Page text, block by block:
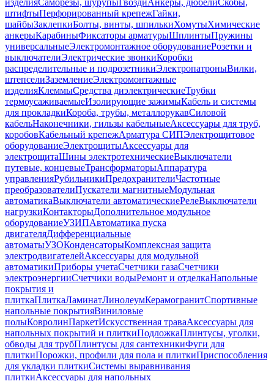
изделияСаморезы, шурупыГвоздиАнкеры, дюбелиСкобы,
штифтыПерфорированный крепежГайки,
шайбыЗаклепкиБолты, винты, шпилькиХомутыХимические
анкерыКарабиныФиксаторы арматурыШплинтыПружины
универсальныеЭлектромонтажное оборудованиеРозетки и
выключателиЭлектрические звонкиКоробки
распределительные и подрозетникиЭлектропатроныВилки,
штепселиЗаземлениеЭлектромонтажные
изделияКлеммыСредства диэлектрическиеТрубки
термоусаживаемыеИзолирующие зажимыКабель и системы
для прокладкиКороба, трубы, металлорукавСиловой
кабельНаконечники, гильзы кабельныеАксессуары для труб,
коробовКабельный крепежАрматура СИПЭлектрощитовое
оборудованиеЭлектрощитыАксессуары для
электрощитаШины электротехническиеВыключатели
путевые, концевыеТрансформаторыАппаратура
управленияРубильникиПредохранителиЧастотные
преобразователиПускатели магнитныеМодульная
автоматикаВыключатели автоматическиеРелеВыключатели
нагрузкиКонтакторыДополнительное модульное
оборудованиеУЗИПАвтоматика пуска
двигателяДифференциальные
автоматыУЗОКонденсаторыКомплексная защита
электродвигателейАксессуары для модульной
автоматикиПриборы учетаСчетчики газаСчетчики
электроэнергииСчетчики водыРемонт и отделкаНапольные
покрытия и
плиткаПлиткаЛаминатЛинолеумКерамогранитСпортивные
напольные покрытияВиниловые
полыКовролинПаркетИскусственная траваАксессуары для
напольных покрытий и плиткиПодложкаПлинтусы, уголки,
обводы для трубПлинтусы для сантехникиФуги для
плиткиПорожки, профили для пола и плиткиПриспособления
для укладки плиткиСистемы выравнивания
плиткиАксессуары для напольных